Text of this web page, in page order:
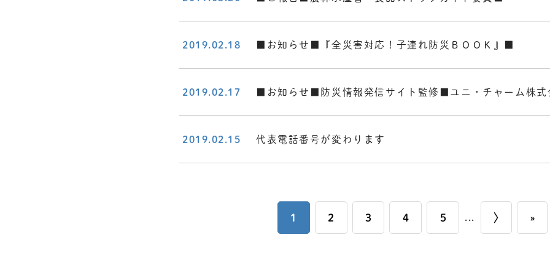
2019.02.18 ■お知らせ■『全災害対応！子連れ防災ＢＯＯＫ』■
2019.02.17 ■お知らせ■防災情報発信サイト監修■ユニ・チャーム株
2019.02.15 代表電話番号が変わります
1 2 3 4 5 ... 〉 »